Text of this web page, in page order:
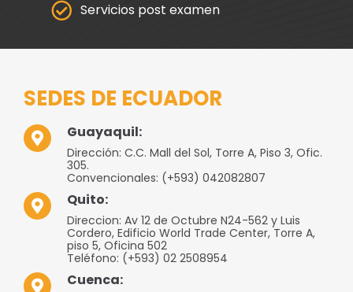
Servicios post examen
SEDES DE ECUADOR
Guayaquil:
Dirección: C.C. Mall del Sol, Torre A, Piso 3, Ofic.
305.
Convencionales: (+593) 042082807
Quito:
Direccion: Av 12 de Octubre N24-562 y Luis
Cordero, Edificio World Trade Center, Torre A,
piso 5, Oficina 502
Teléfono: (+593) 02 2508954
Cuenca: